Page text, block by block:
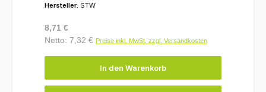
Hersteller: STW
Regulärer Preis:
8,71 €
Netto: 7,32 € Preise inkl. MwSt. zzgl. Versandkosten
In den Warenkorb